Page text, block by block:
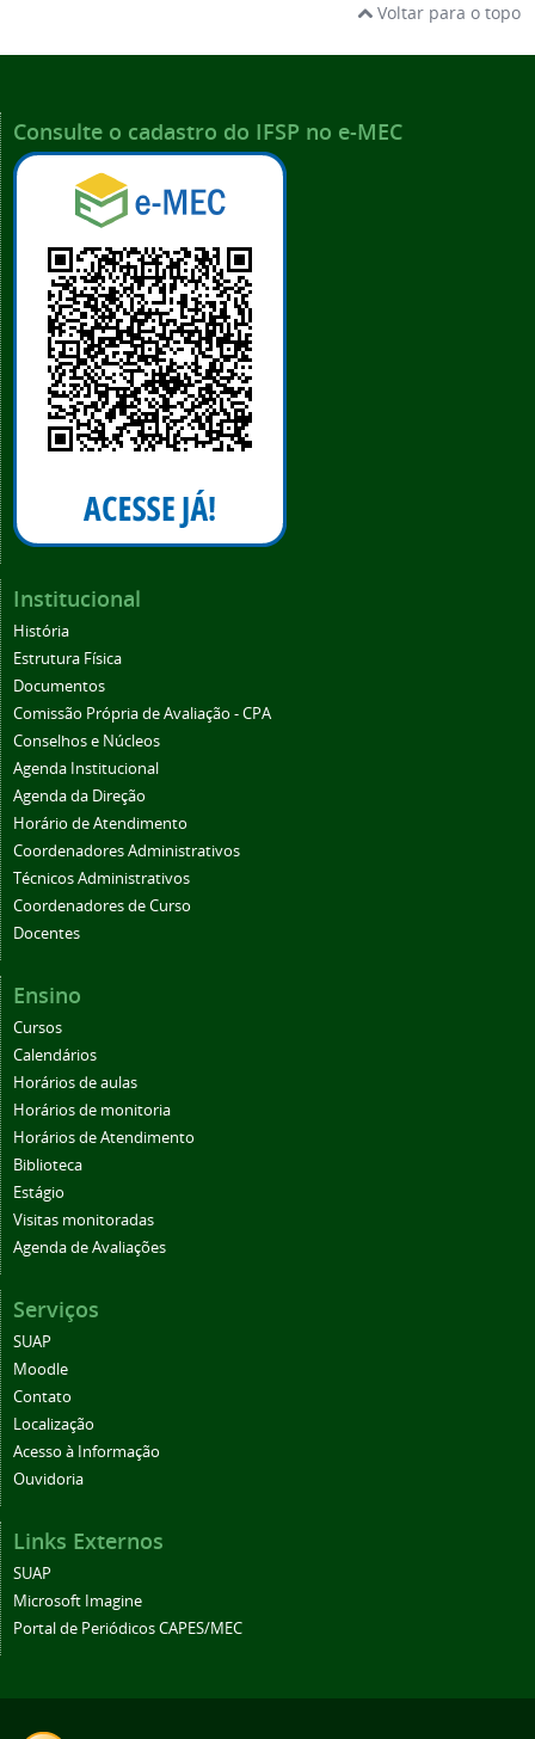
Voltar para o topo
Consulte o cadastro do IFSP no e-MEC
Institucional
História
Estrutura Física
Documentos
Comissão Própria de Avaliação - CPA
Conselhos e Núcleos
Agenda Institucional
Agenda da Direção
Horário de Atendimento
Coordenadores Administrativos
Técnicos Administrativos
Coordenadores de Curso
Docentes
Ensino
Cursos
Calendários
Horários de aulas
Horários de monitoria
Horários de Atendimento
Biblioteca
Estágio
Visitas monitoradas
Agenda de Avaliações
Serviços
SUAP
Moodle
Contato
Localização
Acesso à Informação
Ouvidoria
Links Externos
SUAP
Microsoft Imagine
Portal de Periódicos CAPES/MEC